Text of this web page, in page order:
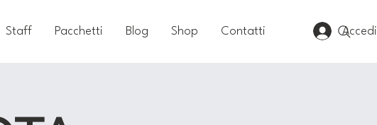
Staff Pacchetti Blog Shop Contatti Accedi